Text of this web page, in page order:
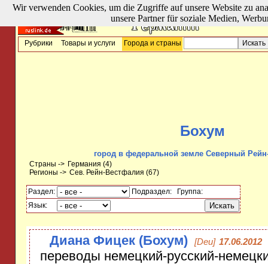
Рубрики Товары и услуги Города и страны
Бохум
город в федеральной земле Северный
Страны -> Германия (4)
Регионы -> Сев. Рейн-Вестфалия (67)
Раздел: Подраздел:
Группа:
Язык:
Диана Фицек (Бохум) [Deu] 17.06.2012
переводы немецкий-русский-
Wir verwenden Cookies, um die Zugriffe auf unsere Website zu
unsere Partner für soziale Medien,